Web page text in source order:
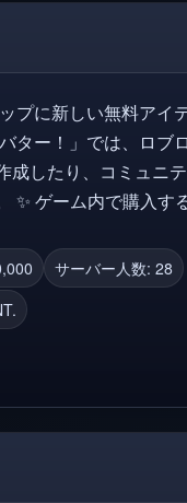
プに新しい無料アイ
成したり、コミュニ
使って、無料のアバ
購入はロブロックス
トシ
ました 10種類の新し
サーバー人数: 28